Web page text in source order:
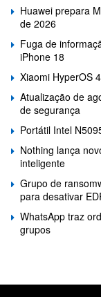
Huawei prepara
de 2026
Fuga de
iPhone 18
Xiaomi HyperOS
Atualização de
de segurança
Portátil Intel
Nothing lança
inteligente
Grupo de
para desativar
WhatsApp traz
grupos